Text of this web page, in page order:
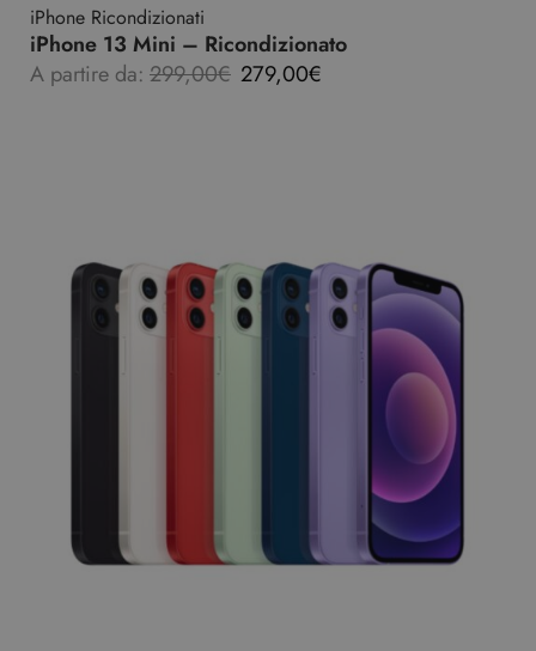
iPhone Ricondizionati
iPhone 13 Mini – Ricondizionato
A partire da: 299,00€ 279,00€